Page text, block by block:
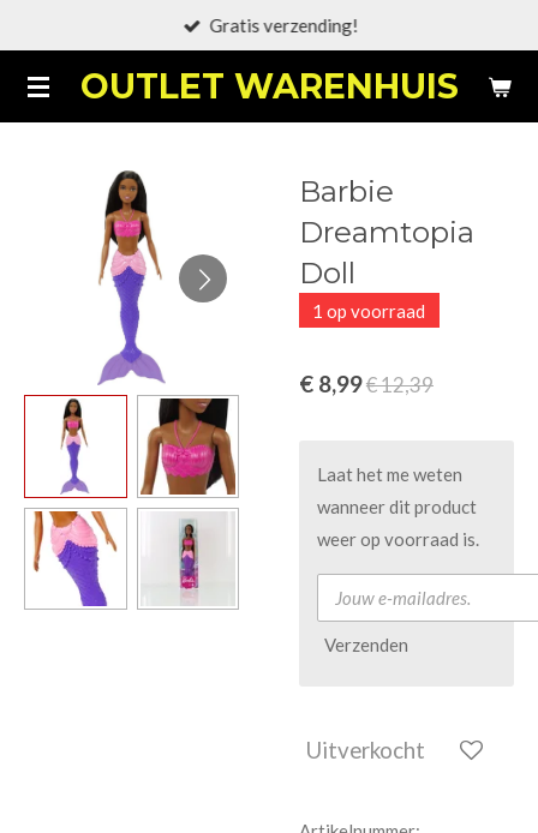
naar
de
OUTLET WARENHUIS
Gratis verzending!
Barbie
Dreamtopia
Doll
1 op voorraad
€ 8,99€ 12,39
Laat het me weten
wanneer dit product
weer op voorraad is.
Verzenden
Uitverkocht